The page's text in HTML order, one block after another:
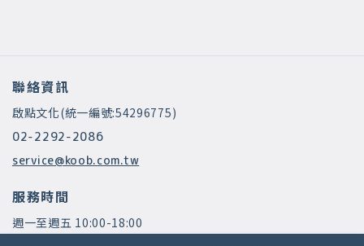
聯絡資訊
啟點文化(統一編號:54296775)
02-2292-2086
service@koob.com.tw
服務時間
週一至週五 10:00-18:00